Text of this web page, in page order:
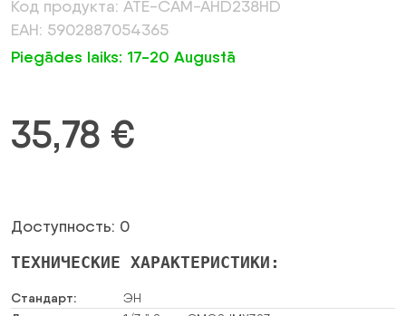
Код продукта: ATE-CAM-AHD238HD
ЕАН: 5902887054365
Piegādes laiks: 17-20 Augustā
35,78 €
Доступность: 0
ТЕХНИЧЕСКИЕ ХАРАКТЕРИСТИКИ:
Стандарт: ЭН